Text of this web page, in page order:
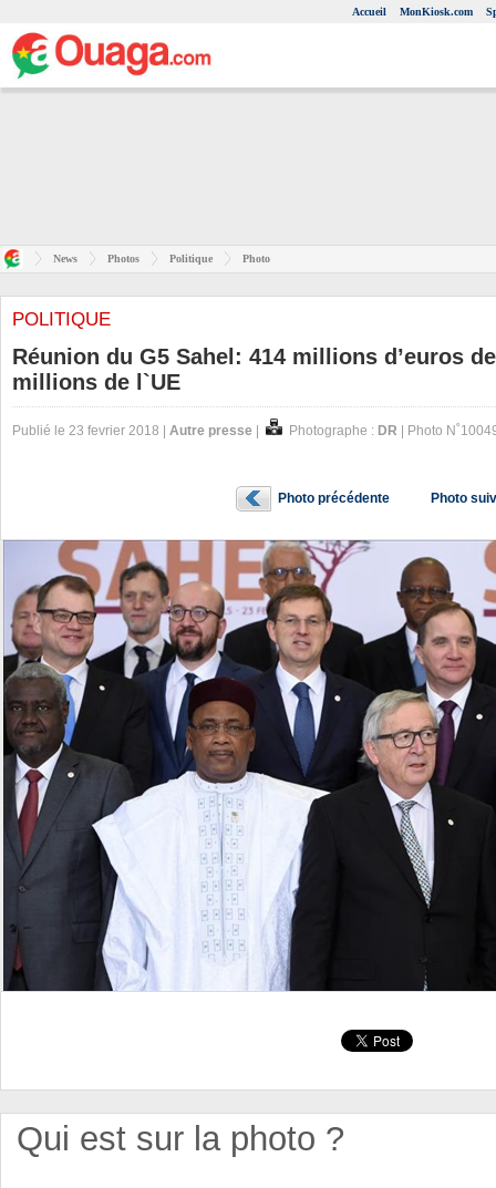
Accueil MonKiosk.com
News Photos Politique Photo
POLITIQUE
Réunion du G5 Sahel: 414 millions d’euros
millions de l`UE
Publié le 23 fevrier 2018 | Autre presse Photographe : DR | Photo
Photo précédente Photo
Qui est sur la photo ?